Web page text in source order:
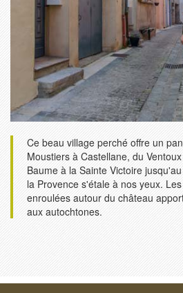
Ce beau village perché offre un
Moustiers à Castellane, du
Baume à la Sainte Victoire
la Provence s'étale à nos yeux.
enroulées autour du château
aux autochtones.